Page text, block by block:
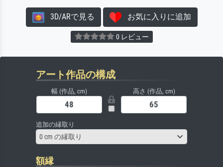
3D/ARで見る お気に入りに追加
0 レビュー
アート作品の構成
幅 (作品, cm) 高さ (作品, cm)
追加の縁取り
0 cm の縁取り
額縁